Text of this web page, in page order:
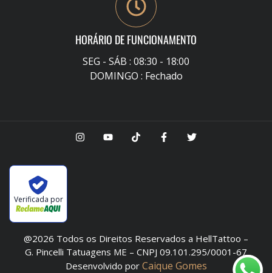
HORÁRIO DE FUNCIONAMENTO
SEG - SÁB : 08:30 - 18:00
DOMINGO : Fechado
Verificada por
@2026 Todos os Direitos Reservados a HellTattoo –
G. Pincelli Tatuagens ME – CNPJ 09.101.295/0001-67
Desenvolvido por Caique Gomes